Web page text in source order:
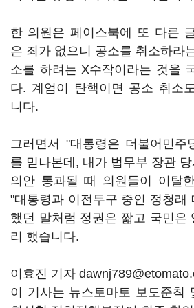
한 의원은 페이스북에 또 다른
은 죄가 없으니 공소를 취소하라
소를 하려는 X수작이라는 것을
다. 계엄이 탄핵이면 공소 취소
니다.
그러면서 "대통령은 더불어민주
를 믿나본데, 내가 법무부 장관
의안 통과될 때 의원들이 이탈
"대통령과 이전투구 중인 정청래
했던 말처럼 정권은 짧고 국민은
리 했습니다.
이효진 기자
이 기사는 뉴스토마토 보도준칙